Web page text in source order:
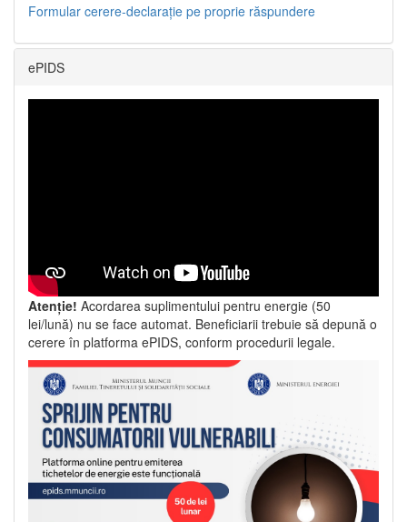
Formular cerere-declarație pe proprie răspundere
ePIDS
Atenție! Acordarea suplimentului pentru energie (50
lei/lună) nu se face automat. Beneficiarii trebuie să depună o
cerere în platforma ePIDS, conform procedurii legale.